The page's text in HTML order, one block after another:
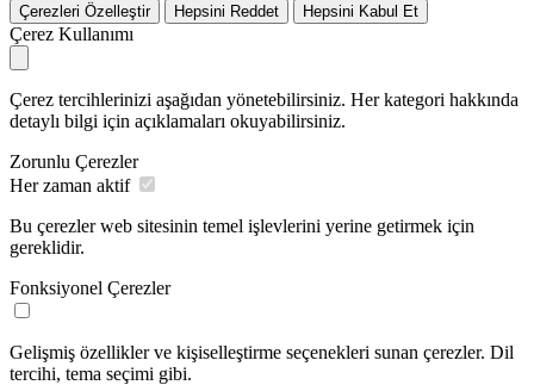
Çerezleri Özelleştir Hepsini Reddet Hepsini Kabul Et
Çerez Kullanımı
Çerez tercihlerinizi aşağıdan yönetebilirsiniz. Her kategori hakkında
detaylı bilgi için açıklamaları okuyabilirsiniz.
Zorunlu Çerezler
Her zaman aktif
Bu çerezler web sitesinin temel işlevlerini yerine getirmek için
gereklidir.
Fonksiyonel Çerezler
Gelişmiş özellikler ve kişiselleştirme seçenekleri sunan çerezler. Dil
tercihi, tema seçimi gibi.